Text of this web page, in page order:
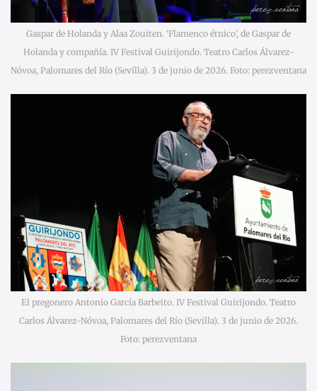
Gaspar de Holanda y Alaa Zouiten. ‘Flamenco étnico’, de Gaspar de
Holanda y compañía. IV Festival Guirijondo. Teatro Carlos Álvarez-
Nóvoa, Palomares del Río (Sevilla). 3 de junio de 2026. Foto: perezventana
El pregonero Antonio García Barbeito. IV Festival Guirijondo. Teatro
Carlos Álvarez-Nóvoa, Palomares del Río (Sevilla). 3 de junio de 2026.
Foto: perezventana